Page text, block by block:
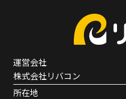
運営会社
株式会社リバコン
所在地